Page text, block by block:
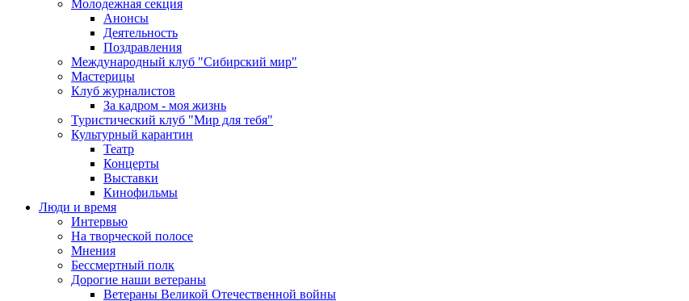
Молодежная секция
Анонсы
Деятельность
Поздравления
Международный клуб "Сибирский мир"
Мастерицы
Клуб журналистов
За кадром - моя жизнь
Туристический клуб "Мир для тебя"
Культурный карантин
Театр
Концерты
Выставки
Кинофильмы
Люди и время
Интервью
На творческой полосе
Мнения
Бессмертный полк
Дорогие наши ветераны
Ветераны Великой Отечественной войны